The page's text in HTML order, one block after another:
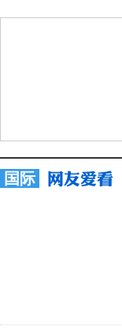
国际